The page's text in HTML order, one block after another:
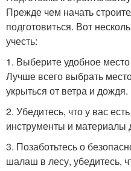
Прежде чем начать
подготовиться. Вот
учесть:
1. Выберите удобное
Лучше всего выбрать
укрыться от ветра и дождя.
2. Убедитесь, что у вас
инструменты и материалы
3. Позаботьтесь о
шалаш в лесу, убедитесь,